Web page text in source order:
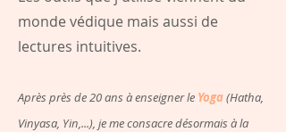
monde védique mais aussi de
lectures intuitives.
Après près de 20 ans à enseigner le Yoga(Hatha,
Vinyasa, Yin,...), je me consacre désormais à la